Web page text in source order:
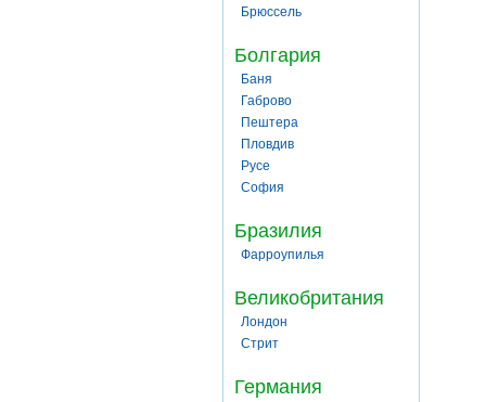
Брюссель
Болгария
Баня
Габрово
Пештера
Пловдив
Русе
София
Бразилия
Фарроупилья
Великобритания
Лондон
Стрит
Германия